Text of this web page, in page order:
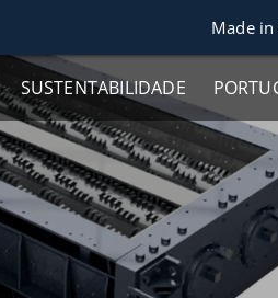
Made
SUSTENTABILIDADE